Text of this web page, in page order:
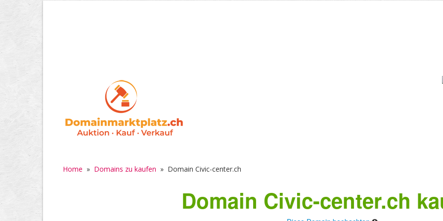
Home » Domains zu kaufen » Domain Civic-center.ch
Domain Civic-center.ch